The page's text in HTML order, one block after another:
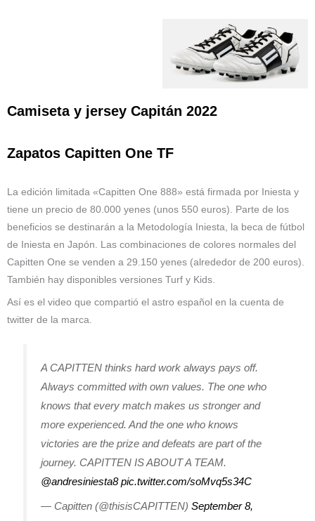
Camiseta y jersey Capitán 2022
Zapatos Capitten One TF
La edición limitada «Capitten One 888» está firmada por Iniesta y
tiene un precio de 80.000 yenes (unos 550 euros). Parte de los
beneficios se destinarán a la Metodología Iniesta, la beca de fútbol
de Iniesta en Japón. Las combinaciones de colores normales del
Capitten One se venden a 29.150 yenes (alrededor de 200 euros).
También hay disponibles versiones Turf y Kids.
Así es el video que compartió el astro español en la cuenta de
twitter de la marca.
A CAPITTEN thinks hard work always pays off.
Always committed with own values. The one who
knows that every match makes us stronger and
more experienced. And the one who knows
victories are the prize and defeats are part of the
journey. CAPITTEN IS ABOUT A TEAM.
@andresiniesta8 pic.twitter.com/soMvq5s34C
— Capitten (@thisisCAPITTEN) September 8,